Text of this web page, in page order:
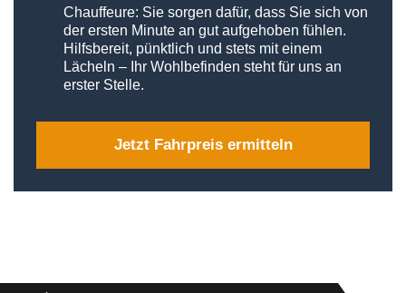
Chauffeure: Sie sorgen dafür, dass Sie sich von
der ersten Minute an gut aufge­hoben fühlen.
Hilfsbereit, pünktlich und stets mit einem
Lächeln – Ihr Wohlbefinden steht für uns an
erster Stelle.
Jetzt Fahrpreis ermitteln